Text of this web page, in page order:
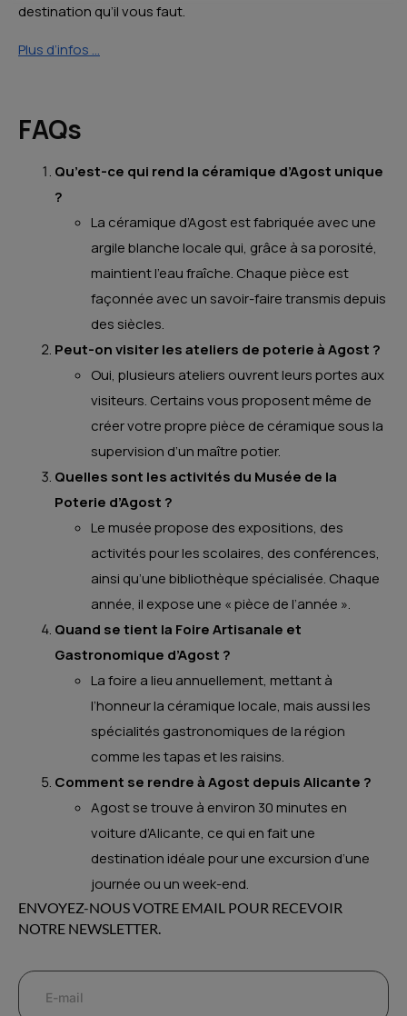
destination qu’il vous faut.
Plus d’infos …
FAQs
Qu’est-ce qui rend la céramique d’Agost unique
?
La céramique d’Agost est fabriquée avec une
argile blanche locale qui, grâce à sa porosité,
maintient l’eau fraîche. Chaque pièce est
façonnée avec un savoir-faire transmis depuis
des siècles.
Peut-on visiter les ateliers de poterie à Agost ?
Oui, plusieurs ateliers ouvrent leurs portes aux
visiteurs. Certains vous proposent même de
créer votre propre pièce de céramique sous la
supervision d’un maître potier.
Quelles sont les activités du Musée de la
Poterie d’Agost ?
Le musée propose des expositions, des
activités pour les scolaires, des conférences,
ainsi qu’une bibliothèque spécialisée. Chaque
année, il expose une « pièce de l’année ».
Quand se tient la Foire Artisanale et
Gastronomique d’Agost ?
La foire a lieu annuellement, mettant à
l’honneur la céramique locale, mais aussi les
spécialités gastronomiques de la région
comme les tapas et les raisins.
Comment se rendre à Agost depuis Alicante ?
Agost se trouve à environ 30 minutes en
voiture d’Alicante, ce qui en fait une
destination idéale pour une excursion d’une
journée ou un week-end.
ENVOYEZ-NOUS VOTRE EMAIL POUR RECEVOIR
NOTRE NEWSLETTER.